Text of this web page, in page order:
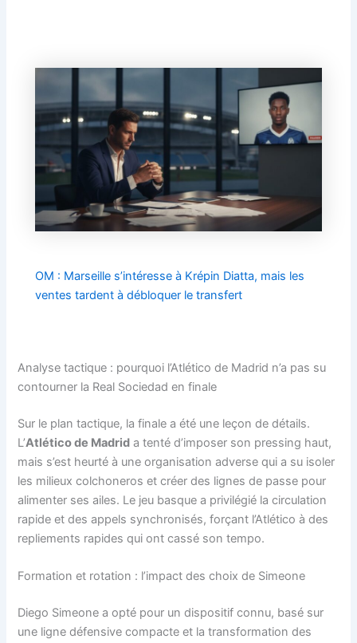
OM : Marseille s’intéresse à Krépin Diatta, mais les
ventes tardent à débloquer le transfert
Analyse tactique : pourquoi l’Atlético de Madrid n’a pas su
contourner la Real Sociedad en finale
Sur le plan tactique, la finale a été une leçon de détails.
L’Atlético de Madrid a tenté d’imposer son pressing haut,
mais s’est heurté à une organisation adverse qui a su isoler
les milieux colchoneros et créer des lignes de passe pour
alimenter ses ailes. Le jeu basque a privilégié la circulation
rapide et des appels synchronisés, forçant l’Atlético à des
repliements rapides qui ont cassé son tempo.
Formation et rotation : l’impact des choix de Simeone
Diego Simeone a opté pour un dispositif connu, basé sur
une ligne défensive compacte et la transformation des